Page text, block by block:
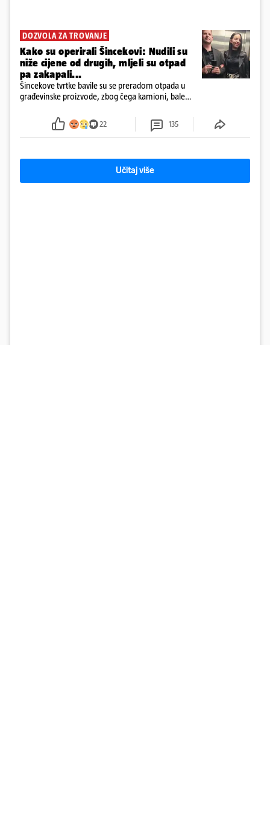
DOZVOLA ZA TROVANJE
Kako su operirali Šincekovi: Nudili su
niže cijene od drugih, mljeli su otpad
pa zakapali...
Šincekove tvrtke bavile su se preradom otpada u
građevinske proizvode, zbog čega kamioni, bale
22 135
Učitaj više